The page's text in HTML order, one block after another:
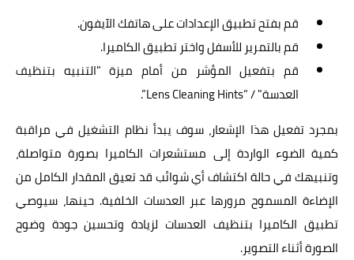
قم بفتح تطبيق الإعدادات على هاتفك الآيفون.
قم بالتمرير للأسفل واختر تطبيق الكاميرا.
قم بتفعيل المؤشر من أمام ميزة "التنبيه بتنظيف
العدسة" / “Lens Cleaning Hints”.
بمجرد تفعيل هذا الإشعار، سوف يبدأ نظام التشغيل في مراقبة
كمية الضوء الواردة إلى مستشعرات الكاميرا بصورة متواصلة،
وتنبيهك في حالة اكتشاف أي شوائب قد تعيق المقدار الكامل من
الإضاءة المسموح مرورها عبر العدسات الخلفية. حينها، سيوصي
تطبيق الكاميرا بتنظيف العدسات لزيادة وتحسين جودة وضوح
الصورة أثناء التصوير.